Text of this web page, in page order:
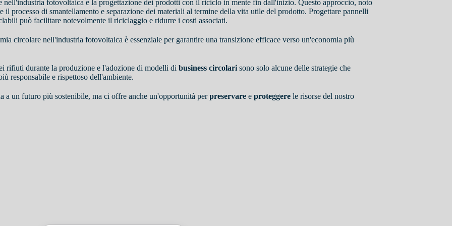
nell'industria fotovoltaica è la progettazione dei prodotti con il riciclo in mente fin dall'inizio. Questo approccio, noto
il processo di smantellamento e separazione dei materiali al termine della vita utile del prodotto. Progettare pannelli
può facilitare notevolmente il riciclaggio e ridurre i costi associati.
circolare nell'industria fotovoltaica è essenziale per garantire una transizione efficace verso un'economia più
rifiuti durante la produzione e l'adozione di modelli di business circolari sono solo alcune delle strategie che
responsabile e rispettoso dell'ambiente.
a un futuro più sostenibile, ma ci offre anche un'opportunità perpreservare e proteggere le risorse del nostro